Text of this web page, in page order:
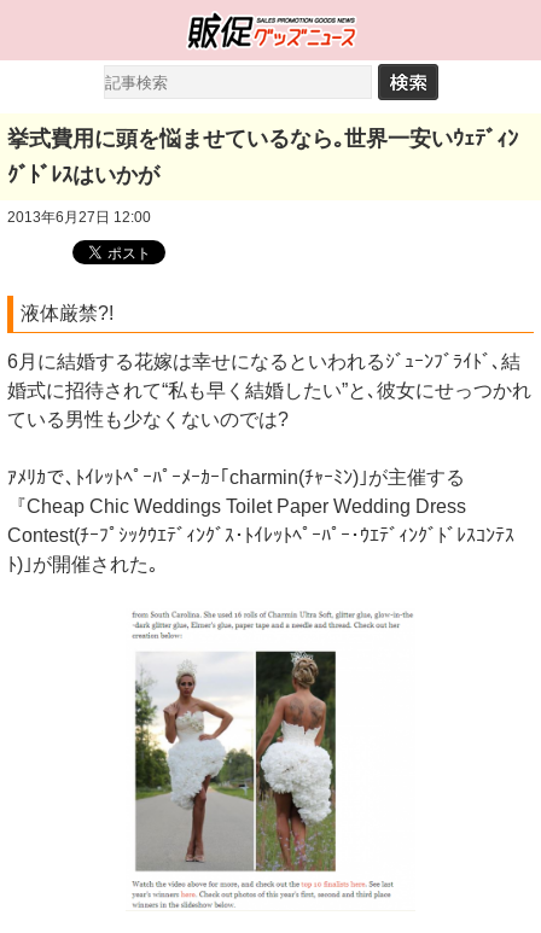
挙式費用に頭を悩ませているなら｡世界一安いｳｪﾃﾞｨﾝ
ｸﾞﾄﾞﾚｽはいかが
2013年6月27日 12:00
液体厳禁?!
6月に結婚する花嫁は幸せになるといわれるｼﾞｭｰﾝﾌﾞﾗｲﾄﾞ､結
婚式に招待されて“私も早く結婚したい”と､彼女にせっつかれ
ている男性も少なくないのでは?
ｱﾒﾘｶで､ﾄｲﾚｯﾄﾍﾟｰﾊﾟｰﾒｰｶｰ｢charmin(ﾁｬｰﾐﾝ)｣が主催する
『Cheap Chic Weddings Toilet Paper Wedding Dress
Contest(ﾁｰﾌﾟｼｯｸｳｴﾃﾞｨﾝｸﾞｽ･ﾄｲﾚｯﾄﾍﾟｰﾊﾟｰ･ｳｴﾃﾞｨﾝｸﾞﾄﾞﾚｽｺﾝﾃｽ
ﾄ)｣が開催された｡